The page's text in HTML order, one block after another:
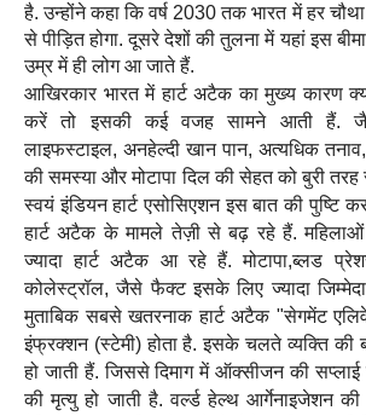
है. उन्होंने कहा कि वर्ष 2030 तक भारत में हर
से पीड़ित होगा. दूसरे देशों की तुलना में यहां इस
उम्र में ही लोग आ जाते हैं.
आखिरकार भारत में हार्ट अटैक का मुख्य कारण
करें तो इसकी कई वजह सामने आती हैं.
लाइफस्टाइल, अनहेल्दी खान पान, अत्यधिक
की समस्या और मोटापा दिल की सेहत को बुरी तरह
स्वयं इंडियन हार्ट एसोसिएशन इस बात की पुष्टि
हार्ट अटैक के मामले तेज़ी से बढ़ रहे हैं.
ज्यादा हार्ट अटैक आ रहे हैं. मोटापा,ब्लड
कोलेस्ट्रॉल, जैसे फैक्ट इसके लिए ज्यादा
मुताबिक सबसे खतरनाक हार्ट अटैक "सेगमेंट
इंफ्रक्शन (स्टेमी) होता है. इसके चलते व्यक्ति की
हो जाती हैं. जिससे दिमाग में ऑक्सीजन की
की मृत्यु हो जाती है. वर्ल्ड हेल्थ आर्गेनाइजेशन